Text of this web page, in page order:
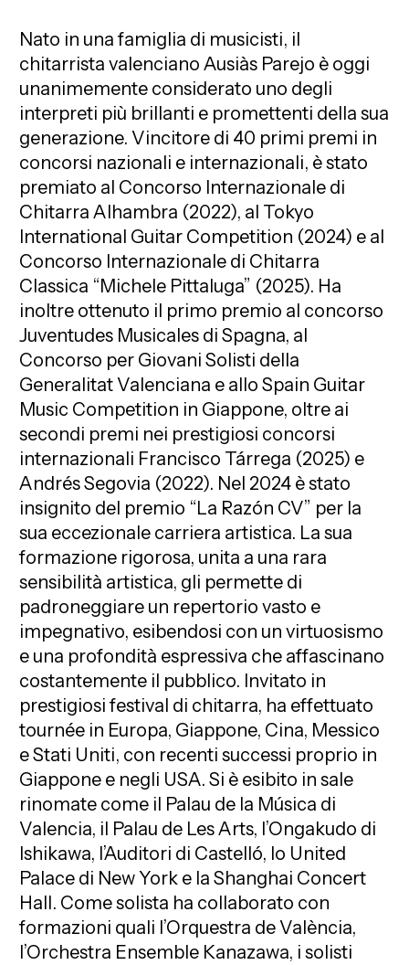
Nato in una famiglia di musicisti, il
chitarrista valenciano Ausiàs Parejo è oggi
unanimemente considerato uno degli
interpreti più brillanti e promettenti della sua
generazione. Vincitore di 40 primi premi in
concorsi nazionali e internazionali, è stato
premiato al Concorso Internazionale di
Chitarra Alhambra (2022), al Tokyo
International Guitar Competition (2024) e al
Concorso Internazionale di Chitarra
Classica “Michele Pittaluga” (2025). Ha
inoltre ottenuto il primo premio al concorso
Juventudes Musicales di Spagna, al
Concorso per Giovani Solisti della
Generalitat Valenciana e allo Spain Guitar
Music Competition in Giappone, oltre ai
secondi premi nei prestigiosi concorsi
internazionali Francisco Tárrega (2025) e
Andrés Segovia (2022). Nel 2024 è stato
insignito del premio “La Razón CV” per la
sua eccezionale carriera artistica. La sua
formazione rigorosa, unita a una rara
sensibilità artistica, gli permette di
padroneggiare un repertorio vasto e
impegnativo, esibendosi con un virtuosismo
e una profondità espressiva che affascinano
costantemente il pubblico. Invitato in
prestigiosi festival di chitarra, ha effettuato
tournée in Europa, Giappone, Cina, Messico
e Stati Uniti, con recenti successi proprio in
Giappone e negli USA. Si è esibito in sale
rinomate come il Palau de la Música di
Valencia, il Palau de Les Arts, l’Ongakudo di
Ishikawa, l’Auditori di Castelló, lo United
Palace di New York e la Shanghai Concert
Hall. Come solista ha collaborato con
formazioni quali l’Orquestra de València,
l’Orchestra Ensemble Kanazawa, i solisti